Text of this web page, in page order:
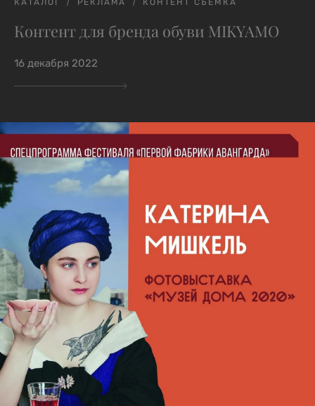
КАТАЛОГ РЕКЛАМА КОНТЕНТ СЪЕМКА
Контент для бренда обуви MIKYAMO
16 декабря 2022